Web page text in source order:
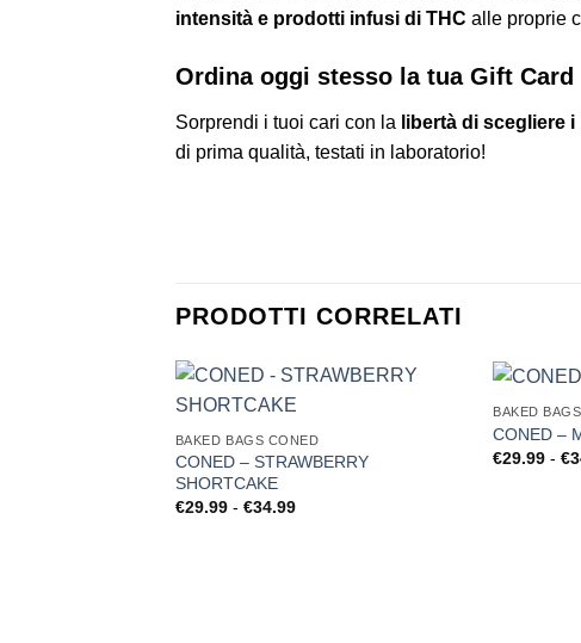
intensità e prodotti infusi di THC alle proprie
Ordina oggi stesso la tua Gift Card
Sorprendi i tuoi cari con la libertà di scegliere
di prima qualità, testati in laboratorio!
PRODOTTI CORRELATI
BAKED BAGS CONED
CONED – STRAWBERRY
SHORTCAKE
€29.99 - €34.99Fascia
BAKED
CONED –
€29.99 - €